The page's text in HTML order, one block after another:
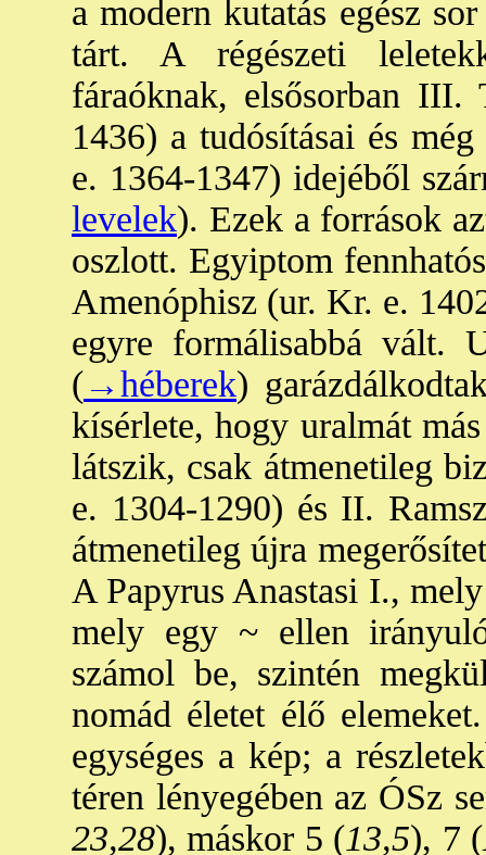
a modern kutatás egész
tárt. A régészeti
fáraóknak, elsősorban
1436) a tudósításai és
e. 1364-1347) idejéből
levelek). Ezek a források
oszlott. Egyiptom
Amenóphisz (ur. Kr. e.
egyre formálisabbá vált.
(→héberek)
kísérlete, hogy uralmát
látszik, csak átmenetileg
e. 1304-1290) és II.
átmenetileg újra
A Papyrus Anastasi I.,
mely egy ~ ellen
számol be, szintén
nomád életet élő
egységes a kép; a
téren lényegében az ÓSz
23,28), máskor 5 (13,5), 7 (